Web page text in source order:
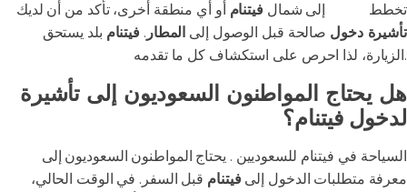
تخطط
إلى شمال فيتنام أو أي منطقة أخرى، تأكد من أن لديك
تأشيرة دخول صالحة قبل الوصول إلى المطار . فيتنام بلد يستحق
الزيارة، لذا احرص على استكشاف كل ما تقدمه.
هل يحتاج المواطنون السعوديون إلى تأشيرة
لدخول فيتنام؟
معرفة متطلبات الدخول إلى فيتنام قبل السفر. في الوقت الحالي،